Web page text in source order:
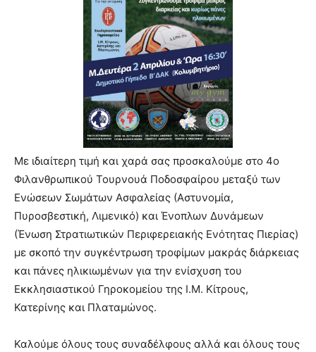
Με ιδιαίτερη τιμή και χαρά σας προσκαλούμε στο 4ο
Φιλανθρωπικού Τουρνουά Ποδοσφαίρου μεταξύ των
Ενώσεων Σωμάτων Ασφαλείας (Αστυνομία,
Πυροσβεστική, Λιμενικό) και Ένοπλων Δυνάμεων
(Ένωση Στρατιωτικών Περιφερειακής Ενότητας Πιερίας)
με σκοπό την συγκέντρωση τροφίμων μακράς διάρκειας
και πάνες ηλικιωμένων για την ενίσχυση του
Εκκλησιαστικού Γηροκομείου της Ι.Μ. Κίτρους,
Κατερίνης και Πλαταμώνος.
Καλούμε όλους τους συναδέλφους αλλά και όλους τους